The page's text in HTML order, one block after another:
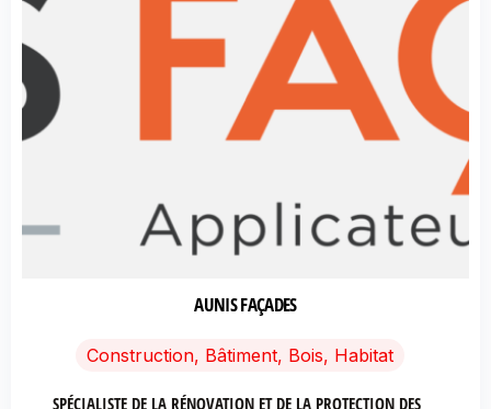
AUNIS FAÇADES
Construction, Bâtiment, Bois, Habitat
SPÉCIALISTE DE LA RÉNOVATION ET DE LA PROTECTION DES